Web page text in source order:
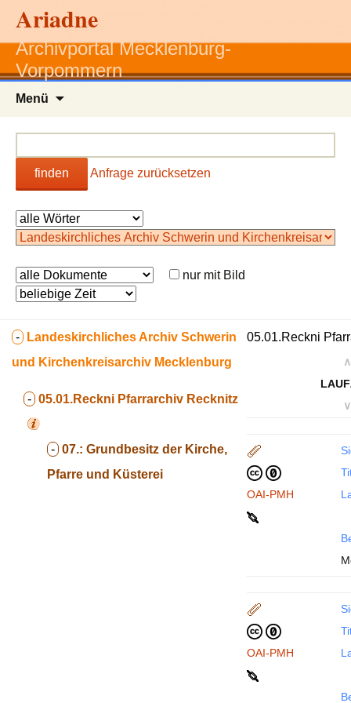
Ariadne
Archivportal Mecklenburg-
Vorpommern
Menü
finden Anfrage zurücksetzen
nur mit Bild
- Landeskirchliches Archiv Schwerin
und Kirchenkreisarchiv Mecklenburg
- 05.01.Reckni Pfarrarchiv Recknitz
- 07.: Grundbesitz der Kirche,
Pfarre und Küsterei
05.01.Reckni
∧
∨
OAI-PMH
OAI-PMH